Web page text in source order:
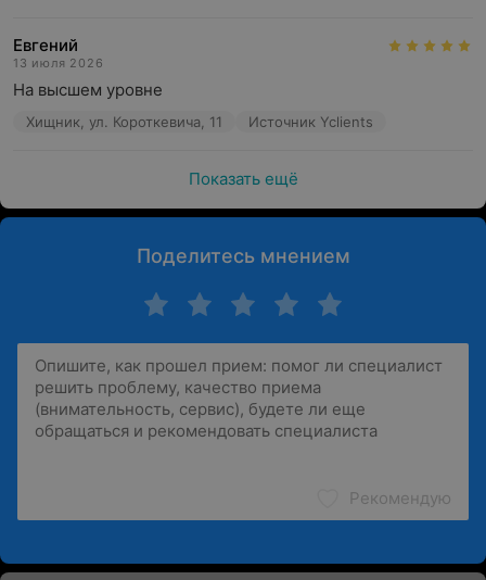
Евгений
13 июля 2026
На высшем уровне
Хищник, ул. Короткевича, 11 Источник Yclients
Показать ещё
Поделитесь мнением
Рекомендую